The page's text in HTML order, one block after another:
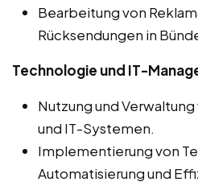
Bearbeitung von
Rücksendungen in
Technologie und IT-
Nutzung und
und IT-Systemen.
Implementierung von
Automatisierung und